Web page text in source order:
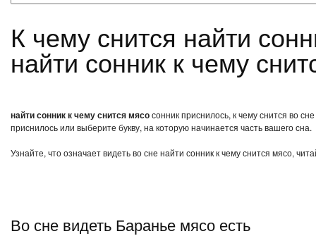
К чему снится найти сонник к чему снится мясо?
найти сонник к чему
найти сонник к чему снится мясосонник приснилось, к чему снится во
приснилось или выберите букву, на которую начинается часть вашего сна.
Узнайте, что означает видеть во сне найти сонник к чему снится мясо,
Во сне видеть Баранье мясо есть